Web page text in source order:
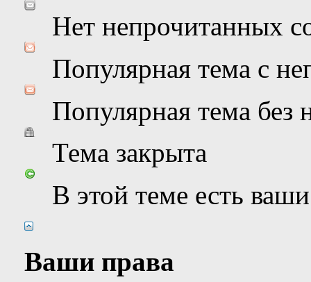
Нет непрочитанных
Популярная тема с
Популярная тема
Тема закрыта
В этой теме есть
Ваши права